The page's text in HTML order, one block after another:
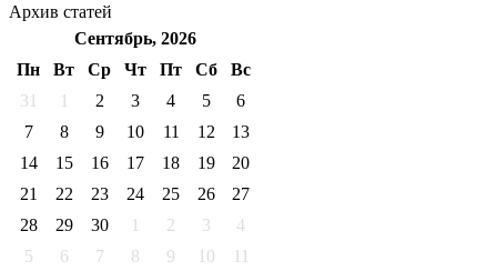
Архив статей
Сентябрь, 2026
Пн
Вт Ср Чт Пт Cб
Вс
31
1 2 3 4 5
6
7
8 9 10 11 12
13
14
15 16 17 18 19
20
21
22 23 24 25 26
27
28
29 30 1 2 3
4
5
6 7 8 9 10
11